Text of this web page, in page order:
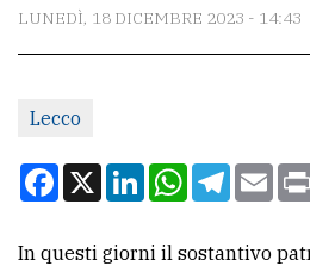
Scrivici
tua
pubblicità
CERCA
LUNEDÌ, 18 DICEMBRE 2023 - 14:43
Lecco
Facebook
X LinkedInWhatsApp
In questi giorni il sostantivo